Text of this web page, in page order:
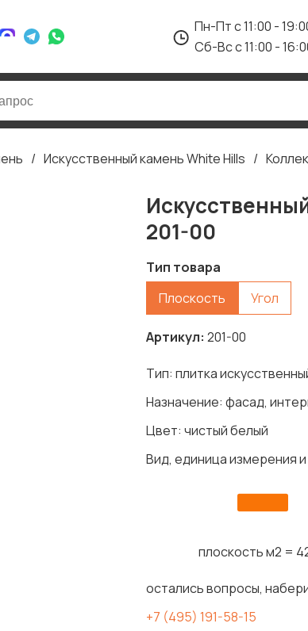
Пн-Пт с 11:00 -
Сб-Вс с 11:00 -
Искусственный камень White Hills
201-00
Тип товара
Плоскость
Угол
Артикул 201-00
Тип: плитка
Назначение: фасад,
Цвет: чистый белый
Вид, единица измерения и
плоскость м2 =
остались вопросы,
+7 (495) 191-58-15